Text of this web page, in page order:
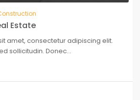
Estate
amet, consectetur adipiscing elit.
sollicitudin. Donec...